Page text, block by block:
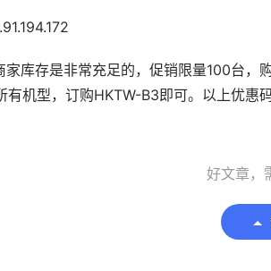
家库存是非常充足的，促销限量100台
有机型，订购HKTW-B3即可。以上优惠
好文章，